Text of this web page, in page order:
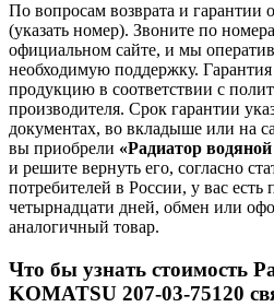
По вопросам возврата и гарантии
(указать номер). Звоните по
официальном сайте, и мы
необходимую поддержку. Гарантия
продукцию в соответствии с
производителя. Срок гарантии
документах, во вкладыше или на
вы приобрели «Радиатор
и решите вернуть его, согласно
потребителей в России, у вас есть
четырнадцати дней, обмен или
аналогичный товар.
Что бы узнать стоимость
KOMATSU 207-03-75120